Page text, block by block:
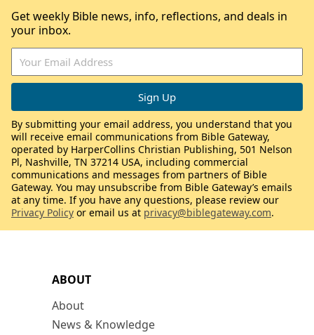
ABOUT
About
News & Knowledge
Get weekly Bible news, info, reflections, and deals in
your inbox.
By submitting your email address, you understand that you
will receive email communications from Bible Gateway,
operated by HarperCollins Christian Publishing, 501 Nelson
Pl, Nashville, TN 37214 USA, including commercial
communications and messages from partners of Bible
Gateway. You may unsubscribe from Bible Gateway’s emails
at any time. If you have any questions, please review our
Privacy Policy or email us at privacy@biblegateway.com.